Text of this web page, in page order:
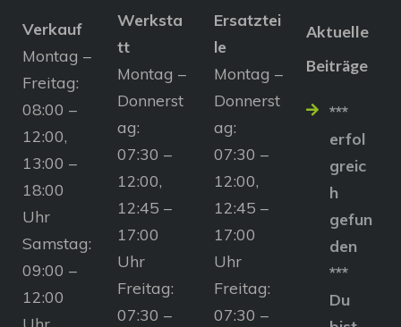
Verkauf
Montag –
Freitag:
08:00 –
12:00,
13:00 –
18:00
Uhr
Samstag:
09:00 –
12:00
Werksta
tt
Montag –
Donnerst
ag:
07:30 –
12:00,
12:45 –
17:00
Uhr
Freitag:
07:30 –
Ersatztei
le
Montag –
Donnerst
ag:
07:30 –
12:00,
12:45 –
17:00
Uhr
Freitag:
07:30 –
Aktuelle
Beiträge
***
erfol
greic
h
gefun
den
***
Du